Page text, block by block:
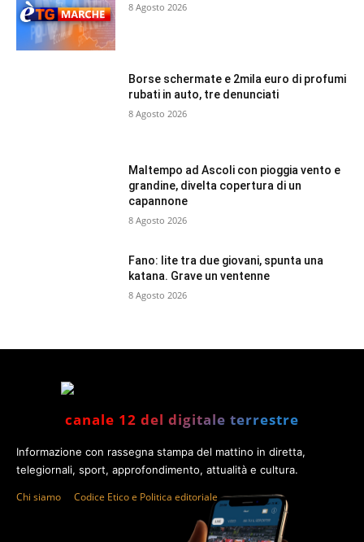
8 Agosto 2026
Borse schermate e 2mila euro di profumi
rubati in auto, tre denunciati
8 Agosto 2026
Maltempo ad Ascoli con pioggia vento e
grandine, divelta copertura di un
capannone
8 Agosto 2026
Fano: lite tra due giovani, spunta una
katana. Grave un ventenne
8 Agosto 2026
canale 12 del digitale terrestre
Informazione con rassegna stampa del mattino in diretta,
telegiornali, sport, approfondimento, attualità e cultura.
Chi siamo Codice Etico e Politica editoriale